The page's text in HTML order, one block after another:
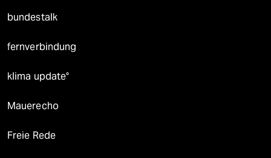
bundestalk
fernverbindung
klima update°
Mauerecho
Freie Rede